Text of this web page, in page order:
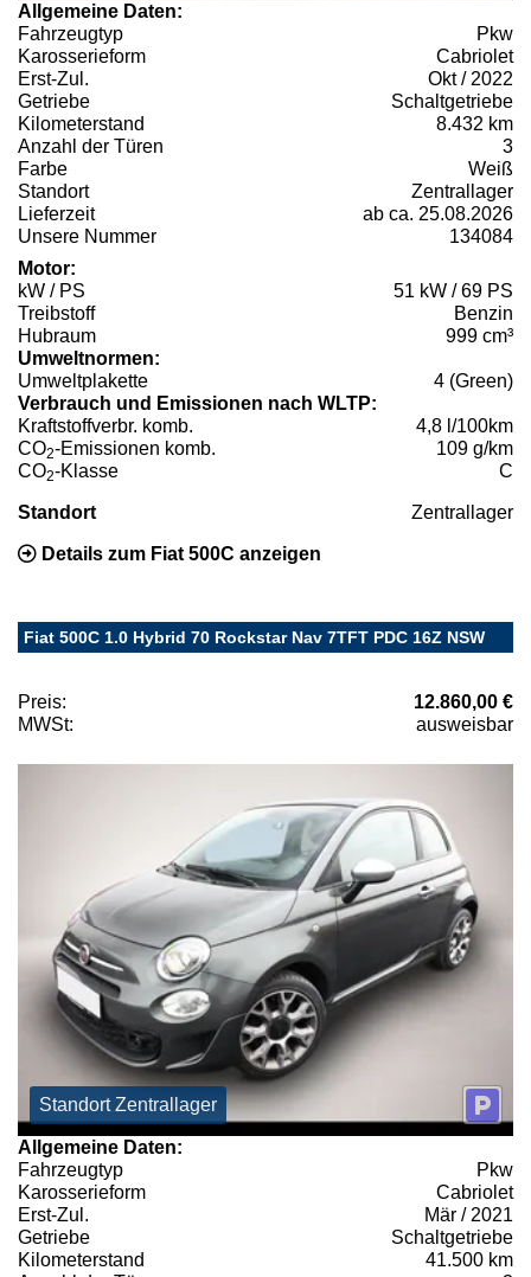
Allgemeine Daten:
Fahrzeugtyp
Pkw
Karosserieform
Cabriolet
Erst-Zul.
Okt / 2022
Getriebe
Schaltgetriebe
Kilometerstand
8.432 km
Anzahl der Türen
3
Farbe
Weiß
Standort
Zentrallager
Lieferzeit
ab ca. 25.08.2026
Unsere Nummer
134084
Motor:
kW / PS
51 kW / 69 PS
Treibstoff
Benzin
Hubraum
999 cm³
Umweltnormen:
Umweltplakette
4 (Green)
Verbrauch und Emissionen nach WLTP:
Kraftstoffverbr. komb.
4,8 l/100km
CO2-Emissionen komb.
109 g/km
CO2-Klasse C
Standort Zentrallager
Details zum Fiat 500C anzeigen
Fiat 500C 1.0 Hybrid 70 Rockstar Nav 7TFT PDC 16Z NSW
Preis:
12.860,00 €
MWSt:
ausweisbar
Standort Zentrallager
Allgemeine Daten:
Fahrzeugtyp
Pkw
Karosserieform
Cabriolet
Erst-Zul.
Mär / 2021
Getriebe
Schaltgetriebe
Kilometerstand
41.500 km